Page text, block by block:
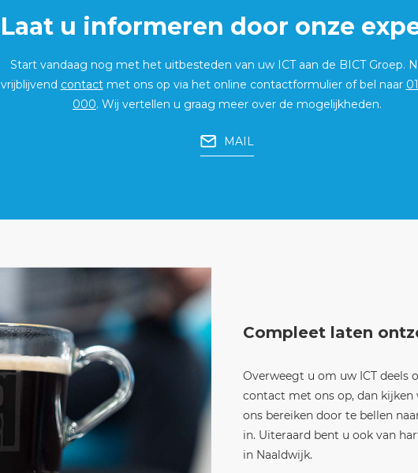
Laat u informeren door onze
Start vandaag nog met het uitbesteden van uw ICT aan de BICT Groep.
vrijblijvend contactmet ons op via het online contactformulier of bel naar
000. Wij vertellen u graag meer over de mogelijkheden.
MAIL
Compleet laten
Overweegt u om uw ICT deels
contact met ons op, dan
ons bereiken door te bellen
in. Uiteraard bent u ook van
in Naaldwijk.